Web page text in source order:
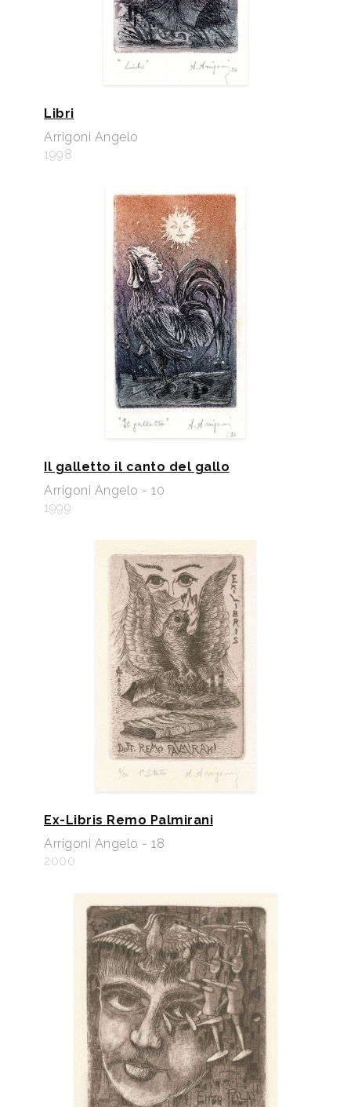
Libri
Arrigoni Angelo
1998
Il galletto il canto del gallo
Arrigoni Angelo - 10
1999
Ex-Libris Remo Palmirani
Arrigoni Angelo - 18
2000